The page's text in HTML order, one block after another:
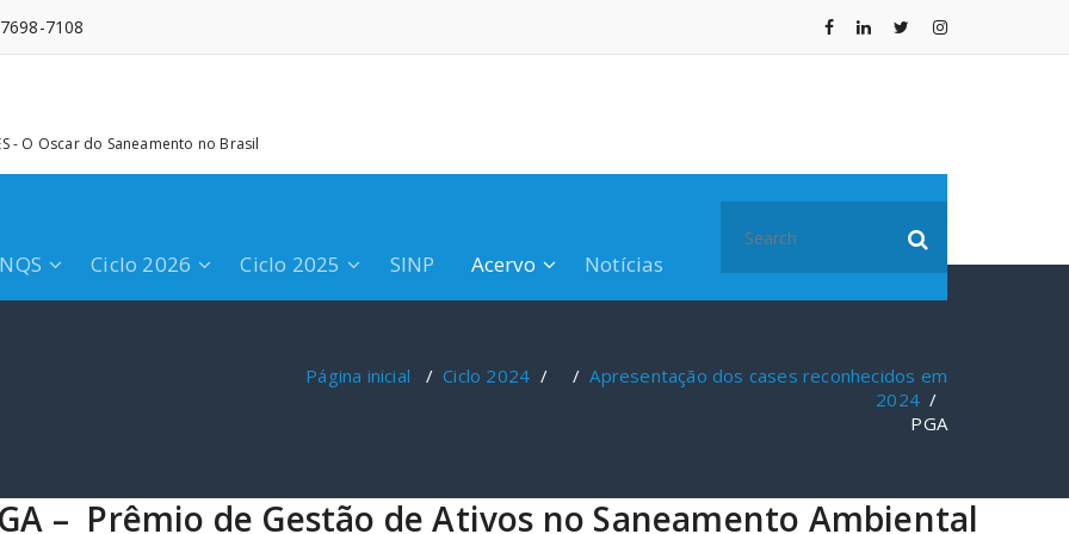
7108
- O Oscar do Saneamento no Brasil
Ciclo 2026 Ciclo 2025 SINP Acervo Notícias
for:
Página inicial /Ciclo 2024 / /Apresentação dos cases reconhecidos em
2024 /
PGA
– Prêmio de Gestão de Ativos no Saneamento Ambiental